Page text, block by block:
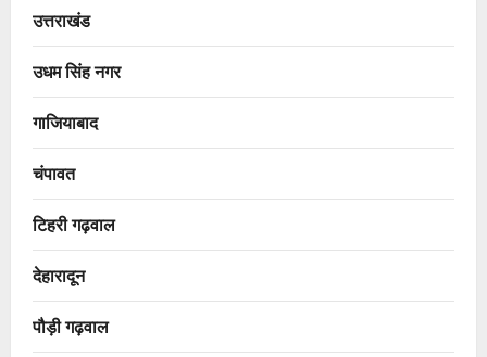
उत्तराखंड
उधम सिंह नगर
गाजियाबाद
चंपावत
टिहरी गढ़वाल
देहारादून
पौड़ी गढ़वाल